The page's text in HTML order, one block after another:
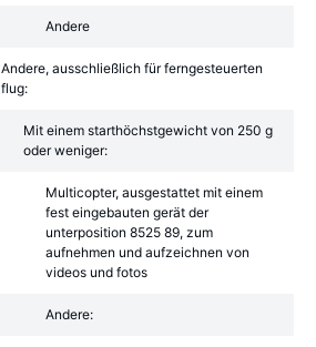
Andere
Andere, ausschließlich für ferngesteuerten
flug:
Mit einem starthöchstgewicht von 250 g
oder weniger:
Multicopter, ausgestattet mit einem
fest eingebauten gerät der
unterposition 8525 89, zum
aufnehmen und aufzeichnen von
videos und fotos
Andere: